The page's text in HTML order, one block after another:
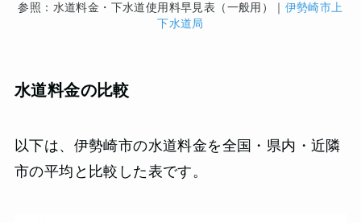
参照：水道料金・下水道使用料早見表（一般用）｜ 伊勢崎市上
下水道局
水道料金の比較
以下は、伊勢崎市の水道料金を全国・県内・近隣
市の平均と比較した表です。